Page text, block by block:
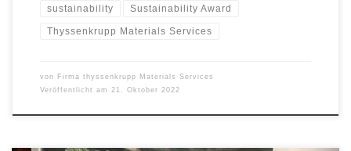
sustainability Sustainability Award
Thyssenkrupp Materials Services
von Firma thyssenkrupp Materials Services
Veröffentlicht am
21. Oktober 2022